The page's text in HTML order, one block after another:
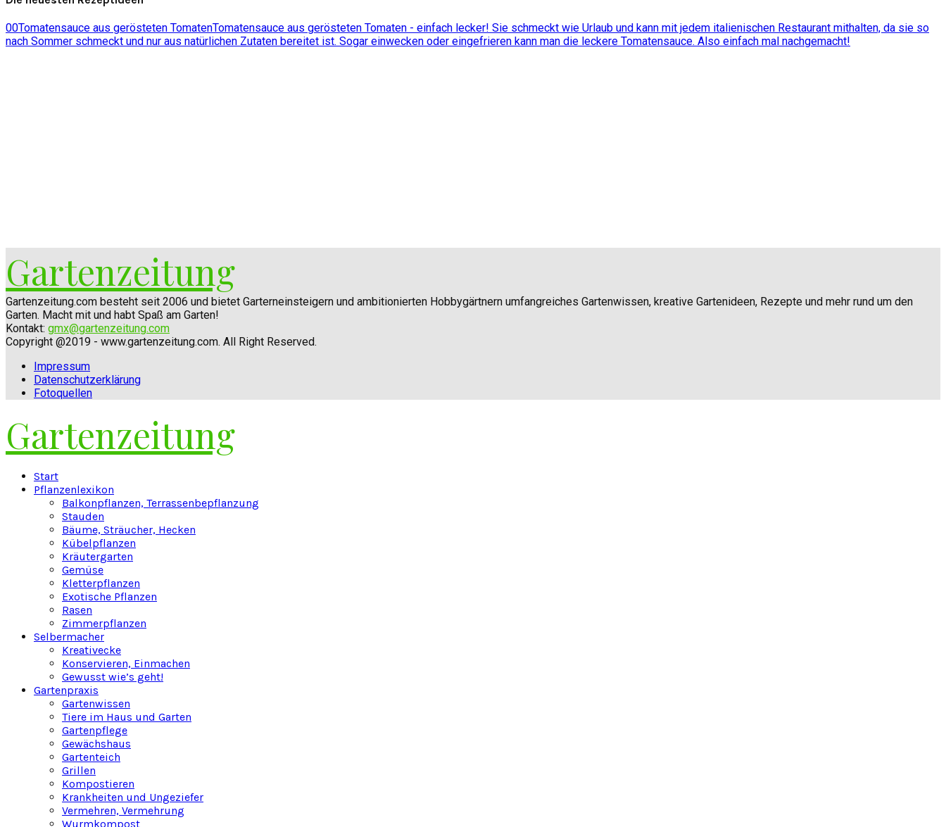
00Tomatensauce aus gerösteten TomatenTomatensauce aus gerösteten Tomaten - einfach lecker! Sie schmeckt wie Urlaub und kann mit jedem italienischen Restaurant mithalten, da sie so
nach Sommer schmeckt und nur aus natürlichen Zutaten bereitet ist. Sogar einwecken oder eingefrieren kann man die leckere Tomatensauce. Also einfach mal nachgemacht!
Gartenzeitung
Gartenzeitung.com besteht seit 2006 und bietet Garterneinsteigern und ambitionierten Hobbygärtnern umfangreiches Gartenwissen, kreative Gartenideen, Rezepte und mehr rund um den
Garten. Macht mit und habt Spaß am Garten!
Kontakt: gmx@gartenzeitung.com
Copyright @2019 - www.gartenzeitung.com. All Right Reserved.
Impressum
Datenschutzerklärung
Fotoquellen
Gartenzeitung
Start
Pflanzenlexikon
Balkonpflanzen, Terrassenbepflanzung
Stauden
Bäume, Sträucher, Hecken
Kübelpflanzen
Kräutergarten
Gemüse
Kletterpflanzen
Exotische Pflanzen
Rasen
Zimmerpflanzen
Selbermacher
Kreativecke
Konservieren, Einmachen
Gewusst wie’s geht!
Gartenpraxis
Gartenwissen
Tiere im Haus und Garten
Gartenpflege
Gewächshaus
Gartenteich
Grillen
Kompostieren
Krankheiten und Ungeziefer
Vermehren, Vermehrung
Wurmkompost